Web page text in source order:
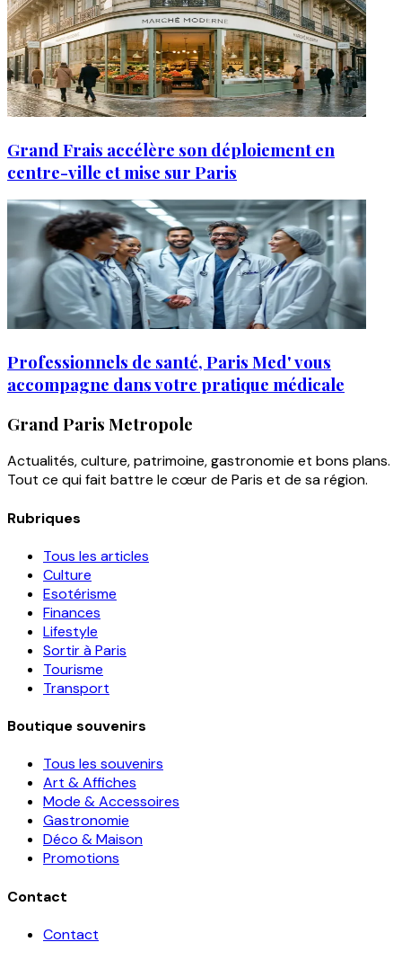
Grand Frais accélère son déploiement en
centre-ville et mise sur Paris
Professionnels de santé, Paris Med' vous
accompagne dans votre pratique médicale
Grand Paris Metropole
Actualités, culture, patrimoine, gastronomie et bons plans.
Tout ce qui fait battre le cœur de Paris et de sa région.
Rubriques
Tous les articles
Culture
Esotérisme
Finances
Lifestyle
Sortir à Paris
Tourisme
Transport
Boutique souvenirs
Tous les souvenirs
Art & Affiches
Mode & Accessoires
Gastronomie
Déco & Maison
Promotions
Contact
Contact